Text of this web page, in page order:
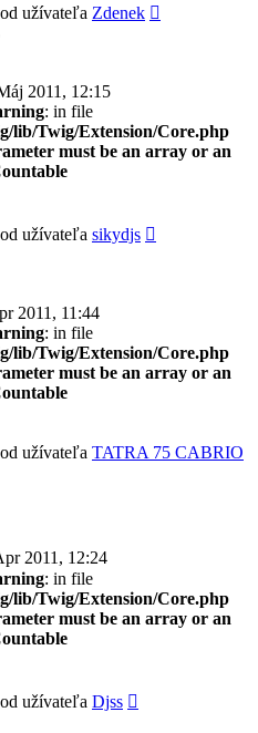
od užívateľa Zdenek
2011, 12:15
: in file
lib/Twig/Extension/Core.php
must be an array or an
od užívateľa sikydjs
2011, 11:44
: in file
lib/Twig/Extension/Core.php
must be an array or an
od užívateľa TATRA 75 CABRIO
2011, 12:24
: in file
lib/Twig/Extension/Core.php
must be an array or an
od užívateľa Djss